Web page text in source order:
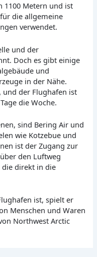
1100 Metern und ist
die allgemeine
verwendet.
und der
Doch es gibt einige
und
in der Nähe.
und der Flughafen ist
die Woche.
sind Bering Air und
wie Kotzebue und
ist der Zugang zur
den Luftweg
die direkt in die
ist, spielt er
Menschen und Waren
Northwest Arctic